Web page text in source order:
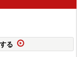
る